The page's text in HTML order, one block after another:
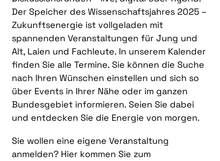
Der Speicher des Wissenschaftsjahres 2025 –
Zukunftsenergie ist vollgeladen mit
spannenden Veranstaltungen für Jung und
Alt, Laien und Fachleute. In unserem Kalender
finden Sie alle Termine. Sie können die Suche
nach Ihren Wünschen einstellen und sich so
über Events in Ihrer Nähe oder im ganzen
Bundesgebiet informieren. Seien Sie dabei
und entdecken Sie die Energie von morgen.
Sie wollen eine eigene Veranstaltung
anmelden? Hier kommen Sie zum